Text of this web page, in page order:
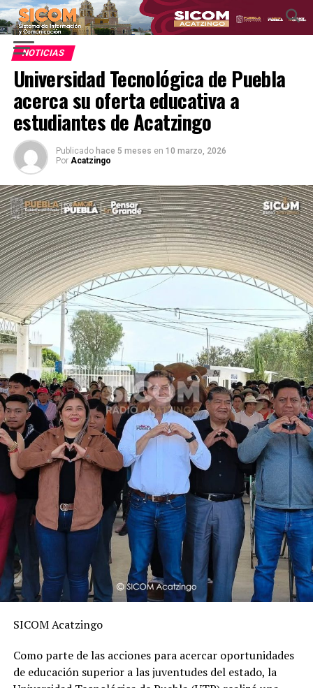
NOTICIAS
Universidad Tecnológica de Puebla
acerca su oferta educativa a
estudiantes de Acatzingo
Publicado hace 5 meses en 10 marzo, 2026
Por Acatzingo
SICOM Acatzingo
Como parte de las acciones para acercar oportunidades
de educación superior a las juventudes del estado, la